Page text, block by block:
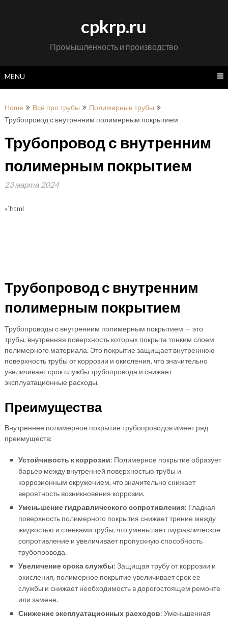
cpkrp.ru
Промышленность и производство
MENU
Home Всё про трубы
Полимерные трубы
Трубопровод с внутренним полимерным покрытием
Трубопровод с внутренним
полимерным покрытием
23 марта 2024
«`html
Трубопровод с внутренним
полимерным покрытием
Трубопроводы с внутренним полимерным покрытием — это
трубы, внутренняя поверхность которых покрыта тонким слоем
полимерного материала. Это покрытие защищает внутреннюю
поверхность трубы от коррозии и окисления, что значительно
увеличивает срок службы трубопровода и снижает
эксплуатационные расходы.
Преимущества
Внутреннее полимерное покрытие трубопроводов имеет ряд
преимуществ:
Устойчивость к коррозии: Полимерное покрытие образует
барьер между внутренней поверхностью трубы и
коррозионным окружением, что значительно снижает
вероятность возникновения коррозии.
Уменьшение гидравлического сопротивления: Гладкая
поверхность полимерного покрытия снижает трение между
жидкостью и стенками трубы, что уменьшает гидравлическое
сопротивление и увеличивает пропускную способность
трубопровода.
Увеличение срока службы: Защищая трубу от коррозии и
окисления, полимерное покрытие увеличивает срок ее
службы и снижает необходимость в дорогостоящем ремонте
или замене.
Снижение эксплуатационных расходов: Уменьшенная